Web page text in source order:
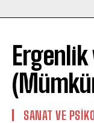
SANAT VE